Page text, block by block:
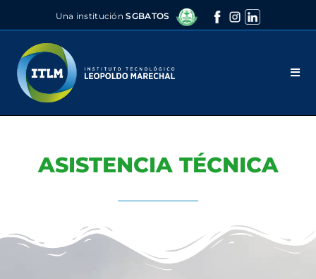
Una instituciónSGBATOS
ASISTENCIA TÉCNICA